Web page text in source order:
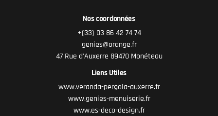
Nos coordonnées
+(33) 03 86 42 74 74
genies@orange.fr
47 Rue d'Auxerre 89470 Monéteau
Liens Utiles
www.veranda-pergola-auxerre.fr
www.genies-menuiserie.fr
www.es-deco-design.fr